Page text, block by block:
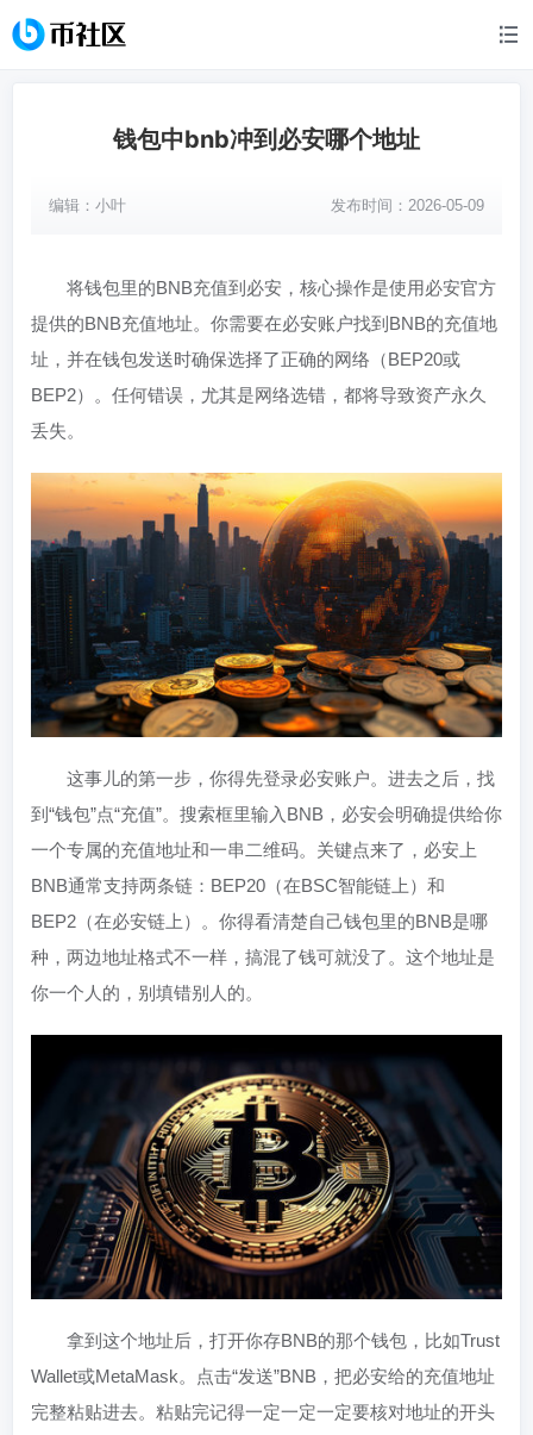
钱包中bnb冲到必安哪个地址
编辑： 小叶 发布时间：2026-05-09
将钱包里的BNB充值到必安，核心操作是使用必安官方
提供的BNB充值地址。你需要在必安账户找到BNB的充值地
址，并在钱包发送时确保选择了正确的网络（BEP20或
BEP2）。任何错误，尤其是网络选错，都将导致资产永久
丢失。
这事儿的第一步，你得先登录必安账户。进去之后，找
到“钱包”点“充值”。搜索框里输入BNB，必安会明确提供给你
一个专属的充值地址和一串二维码。关键点来了，必安上
BNB通常支持两条链：BEP20（在BSC智能链上）和
BEP2（在必安链上）。你得看清楚自己钱包里的BNB是哪
种，两边地址格式不一样，搞混了钱可就没了。这个地址是
你一个人的，别填错别人的。
拿到这个地址后，打开你存BNB的那个钱包，比如Trust
Wallet或MetaMask。点击“发送”BNB，把必安给的充值地址
完整粘贴进去。粘贴完记得一定一定一定要核对地址的开头